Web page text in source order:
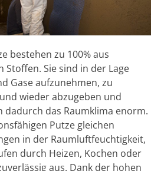
c
3
9
0
3
7
1
bestehen zu 100% aus
Stoffen. Sie sind in der Lage
Gase aufzunehmen, zu
wieder abzugeben und
dadurch das Raumklima enorm.
Putze gleichen
in der Raumluftfeuchtigkeit,
durch Heizen, Kochen oder
aus. Dank der hohen